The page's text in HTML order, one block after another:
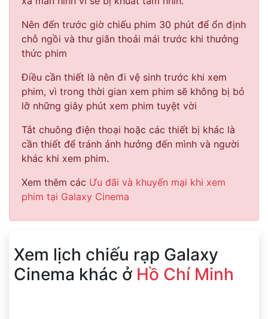
Nên đến trước giờ chiếu phim 30 phút để ổn định
chỗ ngồi và thư giãn thoải mái trước khi thưởng
thức phim
Điều cần thiết là nên đi vệ sinh trước khi xem
phim, vì trong thời gian xem phim sẽ không bị bỏ
lỡ những giây phút xem phim tuyệt vời
Tắt chuông điện thoại hoặc các thiết bị khác là
cần thiết để tránh ảnh hưởng đến mình và người
khác khi xem phim.
Xem thêm các Ưu đãi và khuyến mại khi xem
phim tại Galaxy Cinema
Xem lịch chiếu rạp Galaxy
Cinema khác ở Hồ Chí Minh